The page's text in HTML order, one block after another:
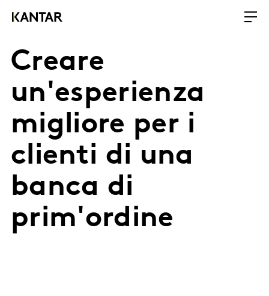
Creare
un'esperienza
migliore per i
clienti di una
banca di
prim'ordine